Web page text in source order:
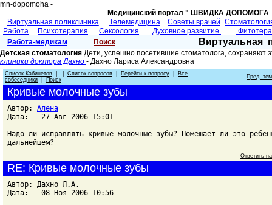
mn-dopomoha -
Медицинский портал " ШВИДКА
Виртуальная поликлиника
Телемедицина Советы врачей
Работа
Психотерапия Сексология Духовное развитие.
Работа-медикам
Поиск Виртуальная
Детская стоматология Дети, успешно посетившие стоматолога,
клиники доктора Дахно - Дахно Лариса Александровнa
Список Кабинетов Список вопросов Перейти к вопросу
Все
собеседники
Поиск Пред.
Кривые молочные зубы
Автор: Алена
Дата: 27 Авг 2006 15:01
Надо ли исправлять кривые молочные зубы? Помешает ли это
дальнейшем?
Ответить
RE: Кривые молочные зубы
Автор: Дахно Л.А.
Дата: 08 Ноя 2006 10:56